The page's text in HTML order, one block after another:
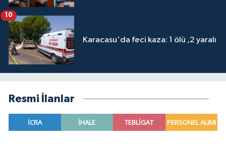
Karacasu'da feci kaza: 1 ölü ,2 yaralı
10
Resmi İlanlar